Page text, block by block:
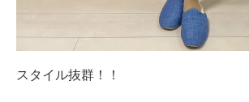
スタイル抜群！！